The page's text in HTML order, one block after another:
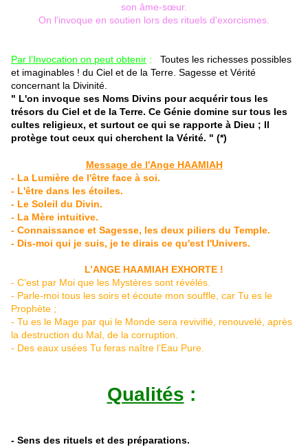
son âme-sœur.
On l'invoque en soutien lors des rituels d'exorcismes.
Par l’Invocation on peut obtenir :
Toutes les richesses possibles
et imaginables ! du Ciel et de la Terre. Sagesse et Vérité
concernant la Divinité.
" L'on invoque ses Noms Divins pour acquérir tous les
trésors du Ciel et de la Terre. Ce Génie domine sur tous les
cultes religieux, et surtout ce qui se rapporte à Dieu ; Il
protège tout ceux qui cherchent la Vérité. " (*)
Message de l'Ange HAAMIAH
- La Lumière de l'être face à soi.
- L'être dans les étoiles.
- Le Soleil du Divin.
- La Mère intuitive.
- Connaissance et Sagesse, les deux piliers du Temple.
- Dis-moi qui je suis, je te dirais ce qu'est l'Univers.
L’ANGE HAAMIAH EXHORTE !
- C’est par Moi que les Mystères sont révélés.
- Parle-moi tous les soirs et écoute mon souffle, car Tu es le
Prophète ;
- Tu es le Mage par qui le Monde sera revivifié, renouvelé, après
la destruction du Mal, de la corruption.
- Des eaux usées Tu feras naître l’Eau Pure.
Qualités :
- Sens des rituels et des préparations.